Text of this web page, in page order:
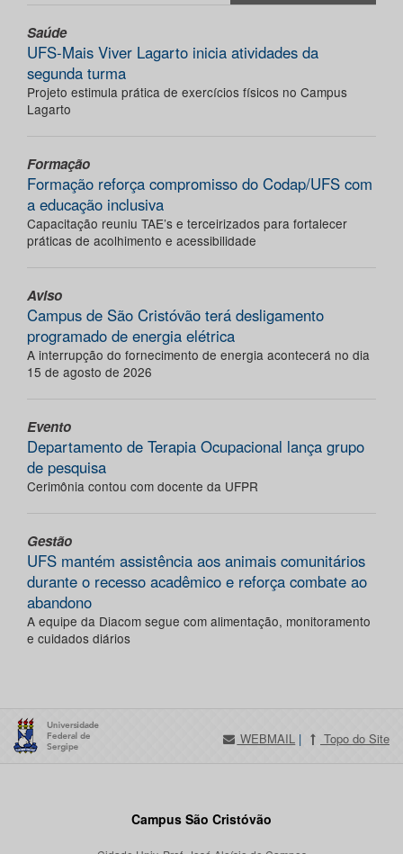
Saúde
UFS-Mais Viver Lagarto inicia atividades da
segunda turma
Projeto estimula prática de exercícios físicos no Campus
Lagarto
Formação
Formação reforça compromisso do Codap/UFS com
a educação inclusiva
Capacitação reuniu TAE’s e terceirizados para fortalecer
práticas de acolhimento e acessibilidade
Aviso
Campus de São Cristóvão terá desligamento
programado de energia elétrica
A interrupção do fornecimento de energia acontecerá no dia
15 de agosto de 2026
Evento
Departamento de Terapia Ocupacional lança grupo
de pesquisa
Cerimônia contou com docente da UFPR
Gestão
UFS mantém assistência aos animais comunitários
durante o recesso acadêmico e reforça combate ao
abandono
A equipe da Diacom segue com alimentação, monitoramento
e cuidados diários
WEBMAIL | Topo do Site
Campus São Cristóvão